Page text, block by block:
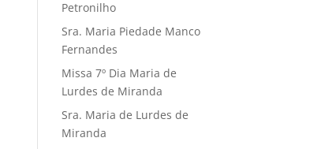
Petronilho
Sra. Maria Piedade Manco
Fernandes
Missa 7º Dia Maria de
Lurdes de Miranda
Sra. Maria de Lurdes de
Miranda